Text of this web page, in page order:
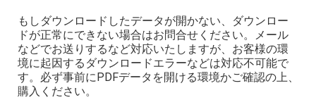
もしダウンロードしたデータが開かない、ダウンロー
ドが正常にできない場合はお問合せください。メール
などでお送りするなど対応いたしますが、お客様の環
境に起因するダウンロードエラーなどは対応不可能で
す。必ず事前にPDFデータを開ける環境かご確認の上、
購入ください。